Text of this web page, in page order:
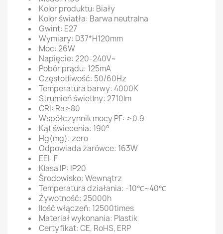
Kolor produktu: Biały
Kolor światła: Barwa neutralna
Gwint: E27
Wymiary: D37*H120mm
Moc: 26W
Napięcie: 220-240V~
Pobór prądu: 125mA
Częstotliwość: 50/60Hz
Temperatura barwy: 4000K
Strumień świetlny: 2710lm
CRI: Ra≥80
Współczynnik mocy PF: ≥0.9
Kąt świecenia: 190°
Hg(mg): zero
Odpowiada żarówce: 163W
EEI: F
Klasa IP: IP20
Środowisko: Wewnątrz
Temperatura działania: -10℃~40℃
Żywotność: 25000h
Ilość włączeń: 12500times
Materiał wykonania: Plastik
Certyfikat: CE, RoHS, ERP